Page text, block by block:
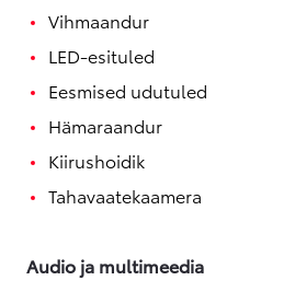
Vihmaandur
LED-esituled
Eesmised udutuled
Hämaraandur
Kiirushoidik
Tahavaatekaamera
Audio ja multimeedia